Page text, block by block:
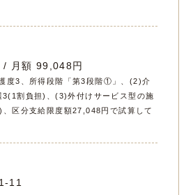
/ 月額 99,048円
度3、所得段階「第3段階①」、(2)介
3(1割負担)、(3)外付けサービス型の施
区分支給限度額27,048円で試算して
11